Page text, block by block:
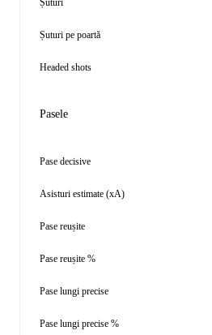
Șuturi
Șuturi pe poartă
Headed shots
Pasele
Pase decisive
Asisturi estimate (xA)
Pase reușite
Pase reușite %
Pase lungi precise
Pase lungi precise %